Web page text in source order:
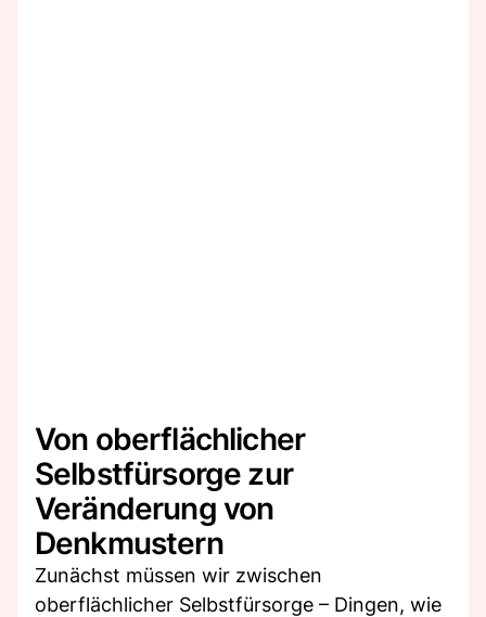
Von oberflächlicher
Selbstfürsorge zur
Veränderung von
Denkmustern
Zunächst müssen wir zwischen
oberflächlicher Selbstfürsorge – Dingen, wie